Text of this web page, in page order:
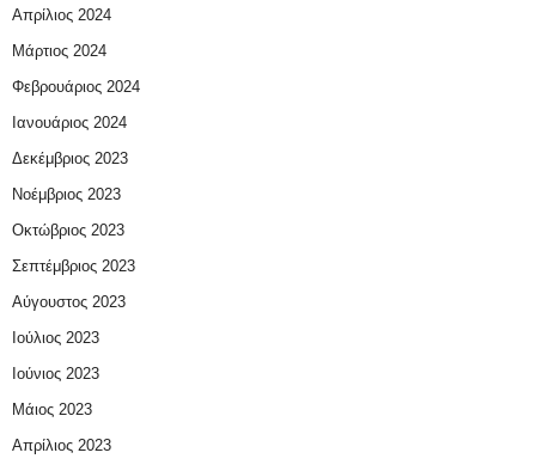
Απρίλιος 2024
Μάρτιος 2024
Φεβρουάριος 2024
Ιανουάριος 2024
Δεκέμβριος 2023
Νοέμβριος 2023
Οκτώβριος 2023
Σεπτέμβριος 2023
Αύγουστος 2023
Ιούλιος 2023
Ιούνιος 2023
Μάιος 2023
Απρίλιος 2023